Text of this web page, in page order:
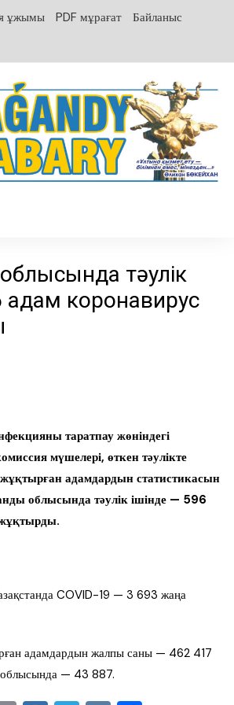
ұжымы PDF мұрағат Байланыс
тәулік
адам коронавирус
таратпау жөніндегі
мүшелері, өткен тәулікте
жұқтырған адамдардын статистикасын
облысында тәулік ішінде — 596
COVID-19 — 3 693 жаңа
адамдардын жалпы саны — 462 417
облысында — 43 887.